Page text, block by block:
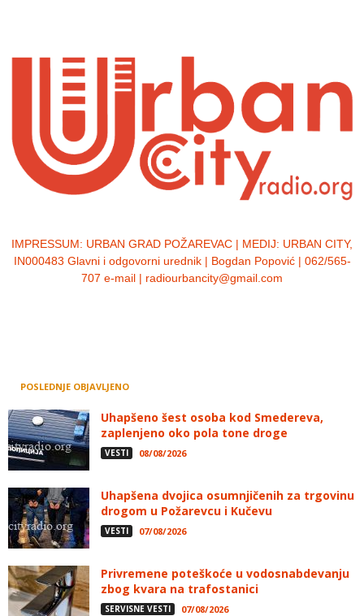
IMPRESSUM: URBAN GRAD POŽAREVAC | MEDIJ: URBAN CITY,
IN000483 Glavni i odgovorni urednik | Bogdan Popović | 062/565-
707 e-mail | radiourbancity@gmail.com
POSLEDNJE OBJAVLJENO
Uhapšeno šest osoba kod Smedereva,
zaplenjeno oko pola tone droge
VESTI 08/08/2026
Uhapšena dvojica osumnjičenih za trgovinu
drogom u Požarevcu i Kučevu
VESTI 07/08/2026
Privremene poteškoće u vodosnabdevanju
zbog kvara na trafostanici
SERVISNE VESTI 07/08/2026